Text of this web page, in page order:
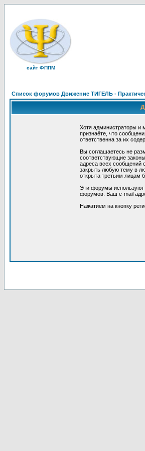
сайт ФППМ
Список форумов Движение ТИГЕЛЬ -
Хотя администраторы и
признаёте, что
ответственна за их
Вы соглашаетесь не
соответствующие
адреса всех сообщений
закрыть любую тему в
открыта третьим лицам
Эти форумы используют
форумов. Ваш e-mail
Нажатием на кнопку